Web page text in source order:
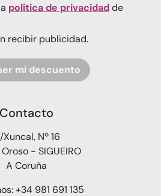
política de privacidadde
recibir publicidad.
mi descuento
Contacto
Xuncal, Nº 16
- SIGUEIRO
A Coruña
+34 981 691 135